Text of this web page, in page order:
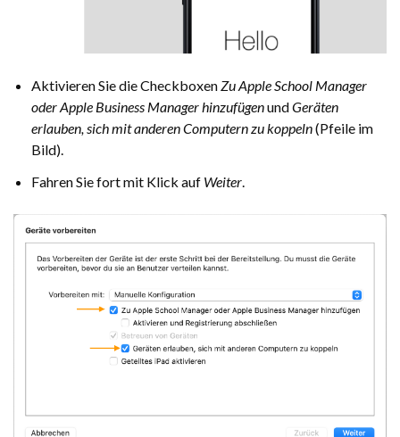
Aktivieren Sie die Checkboxen Zu Apple School Manager
oder Apple Business Manager hinzufügenundGeräten
erlauben, sich mit anderen Computern zu koppeln(Pfeile im
Bild).
Fahren Sie fort mit Klick auf Weiter